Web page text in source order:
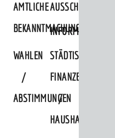
AMTLICHE
BEKANNTMACHUNGEN
WAHLEN
/
ABSTIMMUNGEN
STÄDTISCHE
FINANZEN
/
HAUSHALT
2026
Kontakt